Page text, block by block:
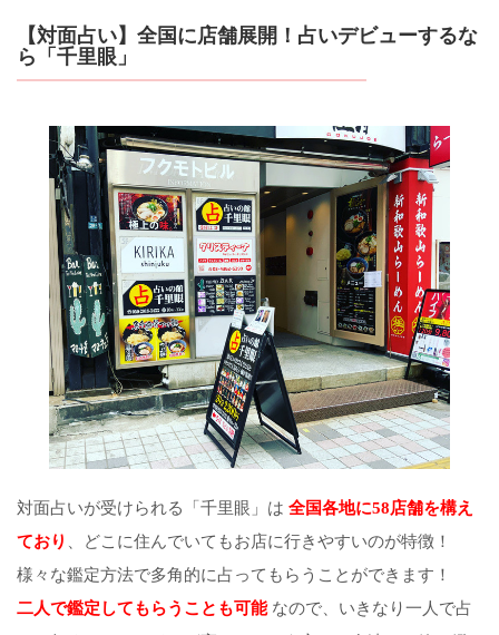
【対面占い】全国に店舗展開！占いデビューするな
ら「千里眼」
対面占いが受けられる「千里眼」は 全国各地に58店舗を構え
ており
、どこに住んでいてもお店に行きやすいのが特徴！
様々な鑑定方法で多角的に占ってもらうことができます！
二人で鑑定してもらうことも可能なので、いきなり一人で占